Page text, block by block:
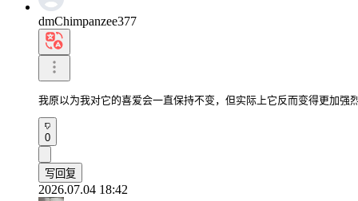
dmChimpanzee377
我原以为我对它的喜爱会一直保持不变，但实际上它反而变得更加强
0
写回复
2026.07.04 18:42